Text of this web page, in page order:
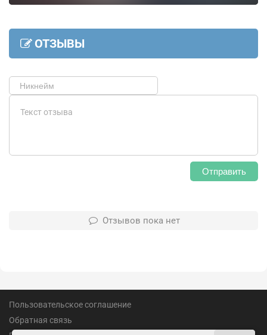
ОТЗЫВЫ
Отправить
Отзывов пока нет
Пользовательское соглашение
Обратная связь